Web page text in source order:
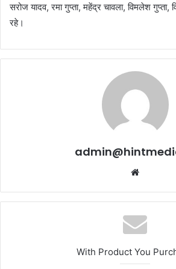
सरोज यादव, रमा गुप्ता, महेंद्र चावला, विमलेश गुप्ता,
रहे।
With Product You